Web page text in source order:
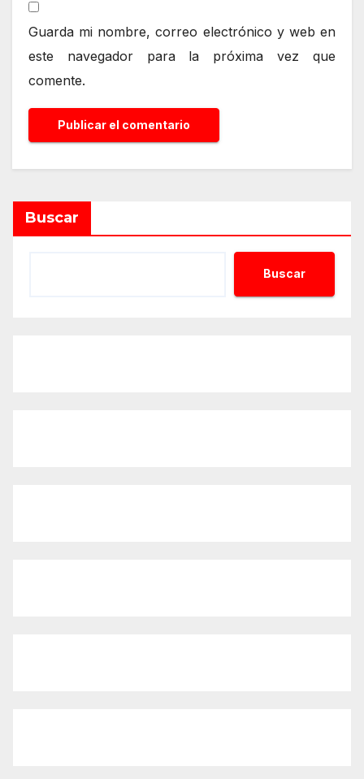
Guarda mi nombre, correo electrónico y web en
este navegador para la próxima vez que
comente.
Buscar
Buscar